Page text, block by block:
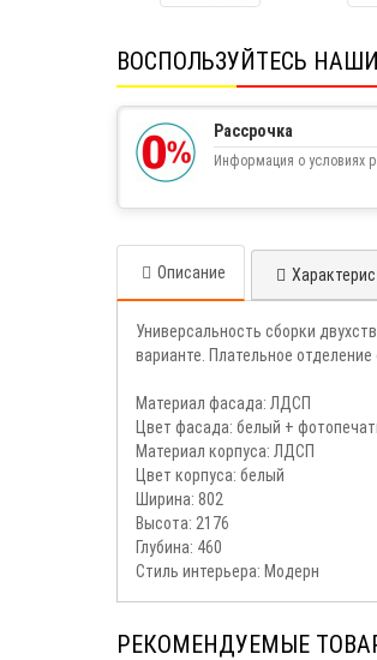
ВОСПОЛЬЗУЙТЕСЬ
Рассрочка
Информация о условиях
Описание
Универсальность сборки
варианте. Плательное
Материал фасада: ЛДСП
Цвет фасада: белый +
Материал корпуса: ЛДСП
Цвет корпуса: белый
Ширина: 802
Высота: 2176
Глубина: 460
Стиль интерьера: Модерн
РЕКОМЕНДУЕМЫЕ